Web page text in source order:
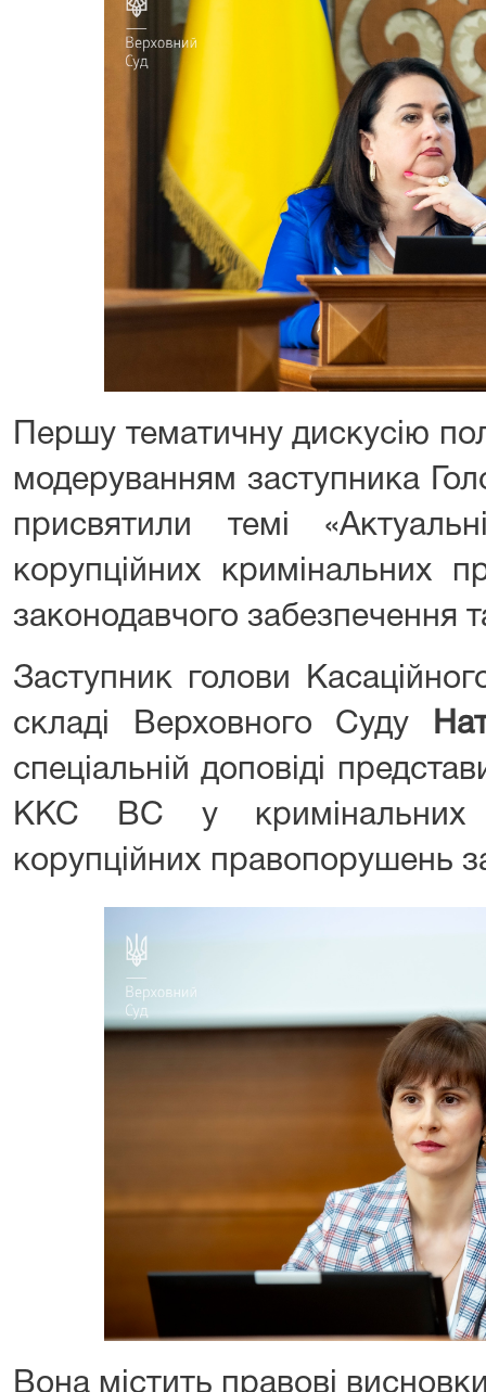
Першу тематичну дискусію
модеруванням заступника
присвятили темі
корупційних кримінальних
законодавчого забезпечення
Заступник голови
складі Верховного Суду
спеціальній доповіді
ККС ВС у кримінальних
корупційних правопорушень
Вона містить правові